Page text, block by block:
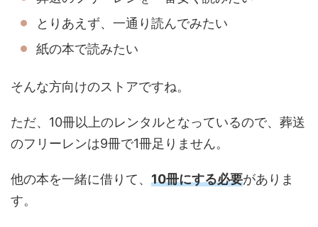
とりあえず、一通り読んでみたい
紙の本で読みたい
そんな方向けのストアですね。
ただ、10冊以上のレンタルとなっているので、葬送
のフリーレンは9冊で1冊足りません。
他の本を一緒に借りて、 10冊にする必要がありま
す。